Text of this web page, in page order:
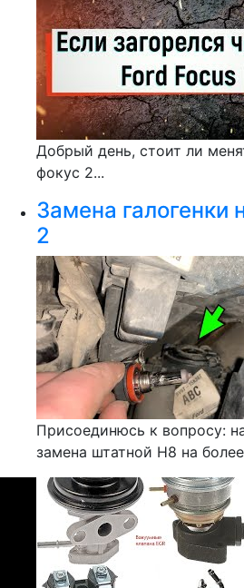
Добрый день, стоит ли
фокус 2...
Замена галогенки
2
Присоединюсь к вопросу:
замена штатной Н8 на